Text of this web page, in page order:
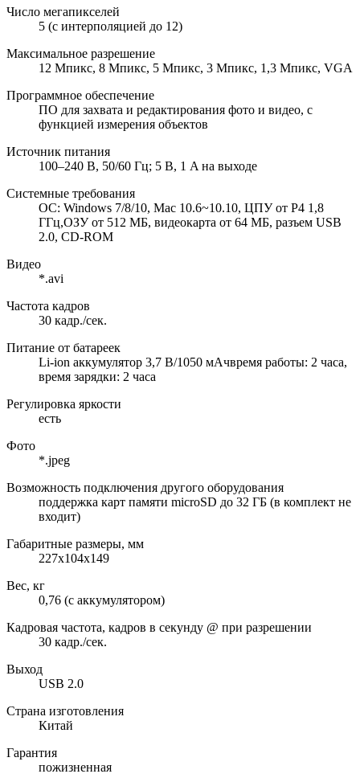
Число мегапикселей
5 (с интерполяцией до 12)
Максимальное разрешение
12 Mпикс, 8 Mпикс, 5 Mпикс, 3 Mпикс, 1,3 Mпикс, VGA
Программное обеспечение
ПО для захвата и редактирования фото и видео, с
функцией измерения объектов
Источник питания
100–240 В, 50/60 Гц; 5 В, 1 A на выходе
Системные требования
ОС: Windows 7/8/10, Mac 10.6~10.10, ЦПУ от P4 1,8
ГГц,ОЗУ от 512 МБ, видеокарта от 64 МБ, разъем USB
2.0, CD-ROM
Видео
*.avi
Частота кадров
30 кадр./сек.
Питание от батареек
Li-ion аккумулятор 3,7 В/1050 мАчвремя работы: 2 часа,
время зарядки: 2 часа
Регулировка яркости
есть
Фото
*.jpeg
Возможность подключения другого оборудования
поддержка карт памяти microSD до 32 ГБ (в комплект не
входит)
Габаритные размеры, мм
227x104x149
Вес, кг
0,76 (с аккумулятором)
Кадровая частота, кадров в секунду @ при разрешении
30 кадр./сек.
Выход
USB 2.0
Страна изготовления
Китай
Гарантия
пожизненная